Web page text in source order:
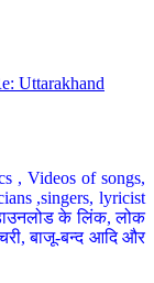
Uttarakhand
, Videos of songs,
,singers, lyricist
के लिंक, लोक
बाजू-बन्द आदि और